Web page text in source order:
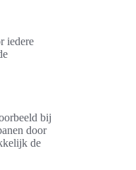
iedere
bij
door
de